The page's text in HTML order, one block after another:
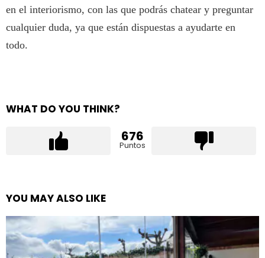
en el interiorismo, con las que podrás chatear y preguntar
cualquier duda, ya que están dispuestas a ayudarte en
todo.
WHAT DO YOU THINK?
676
Puntos
YOU MAY ALSO LIKE